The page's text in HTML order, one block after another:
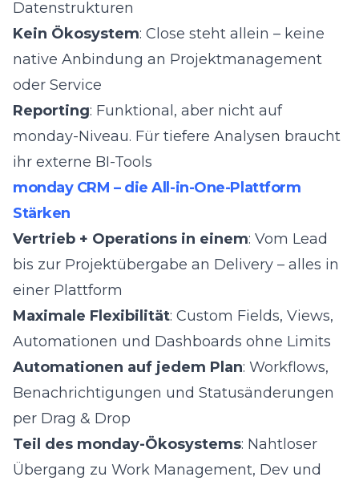
Datenstrukturen
Kein Ökosystem: Close steht allein – keine
native Anbindung an Projektmanagement
oder Service
Reporting: Funktional, aber nicht auf
monday-Niveau. Für tiefere Analysen braucht
ihr externe BI-Tools
monday CRM – die All-in-One-Plattform
Stärken
Vertrieb + Operations in einem: Vom Lead
bis zur Projektübergabe an Delivery – alles in
einer Plattform
Maximale Flexibilität: Custom Fields, Views,
Automationen und Dashboards ohne Limits
Automationen auf jedem Plan: Workflows,
Benachrichtigungen und Statusänderungen
per Drag & Drop
Teil des monday-Ökosystems: Nahtloser
Übergang zu Work Management, Dev und